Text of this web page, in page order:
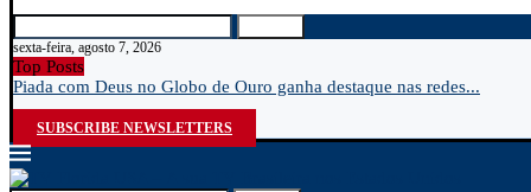
sexta-feira, agosto 7, 2026
Top Posts
Piada com Deus no Globo de Ouro ganha destaque nas redes...
SUBSCRIBE NEWSLETTERS